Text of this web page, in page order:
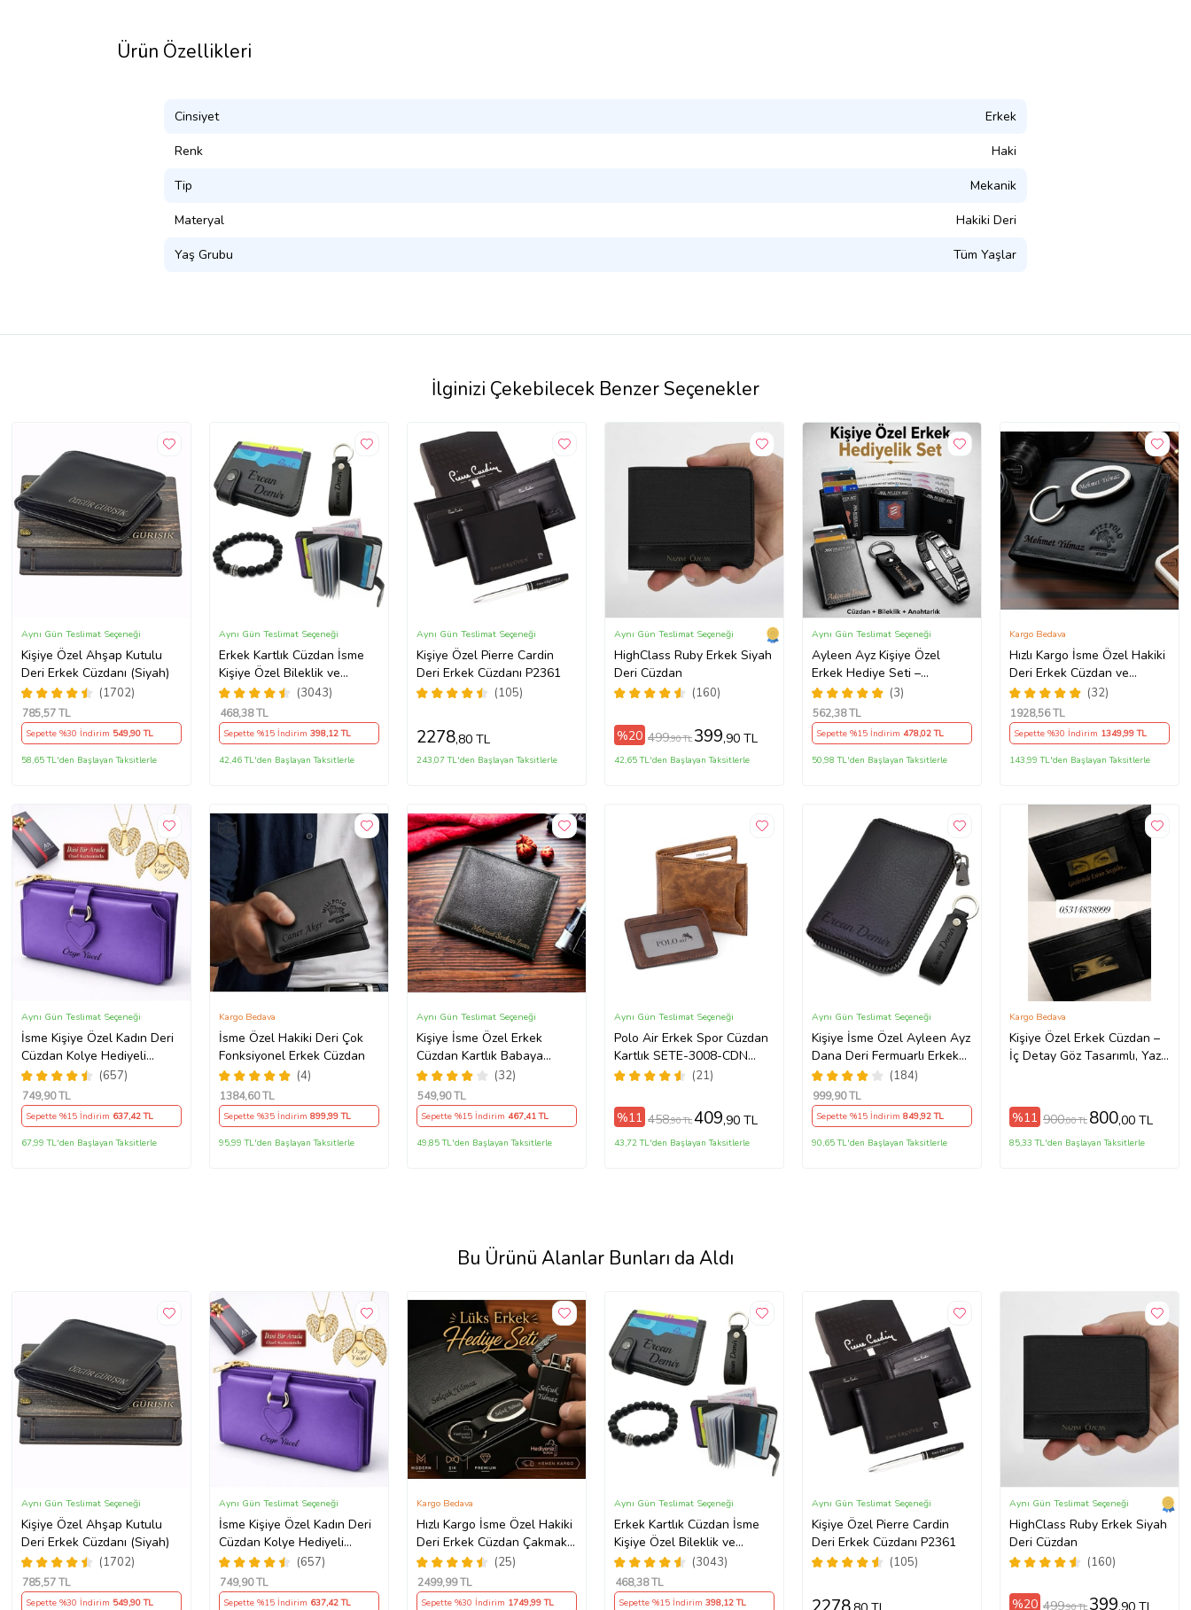
Ürün Özellikleri
Cinsiyet Erkek
Renk Haki
Tip Mekanik
Materyal Hakiki Deri
Yaş Grubu Tüm Yaşlar
İlginizi Çekebilecek Benzer Seçenekler
Kişiye Özel Ahşap Kutulu
Deri Erkek Cüzdanı (Siyah)
(1702)
Aynı Gün Teslimat Seçeneği
785,57 TL
Sepette %30 İndirim 549,90 TL
58,65 TL'den Başlayan Taksitlerle
Erkek Kartlık Cüzdan İsme
Kişiye Özel Bileklik ve
Anahtarlık Hediye (Siyah)
(3043)
Aynı Gün Teslimat Seçeneği
468,38 TL
Sepette %15 İndirim 398,12 TL
42,46 TL'den Başlayan Taksitlerle
Kişiye Özel Pierre Cardin
Deri Erkek Cüzdanı P2361
(105)
Aynı Gün Teslimat Seçeneği
2278,80 TL
243,07 TL'den Başlayan Taksitlerle
HighClass Ruby Erkek Siyah
Deri Cüzdan
(160)
Aynı Gün Teslimat Seçeneği
%20 499,90 TL 399,90 TL
42,65 TL'den Başlayan Taksitlerle
Ayleen Ayz Kişiye Özel
Erkek Hediye Seti –
Mekanizmalı Deri Cüzdan
Kartlık, Çelik Bileklik ve
Anahtarlık (Siyah)
(3)
Aynı Gün Teslimat Seçeneği
562,38 TL
Sepette %15 İndirim 478,02 TL
50,98 TL'den Başlayan Taksitlerle
Hızlı Kargo İsme Özel Hakiki
Deri Erkek Cüzdan ve
Anahtarlık Hediye Seti,
Sevgiliye, Eşe, Babaya,
Arkadaşa Kişiye Özel
Hediye
(32)
Kargo Bedava
1928,56 TL
Sepette %30 İndirim 1349,99 TL
143,99 TL'den Başlayan Taksitlerle
İsme Kişiye Özel Kadın Deri
Cüzdan Kolye Hediyeli
SEVGİLİYE ANNEYE
ARKADAŞINIZA KENDİNİZE
HEDİYE (Mor)
(657)
Aynı Gün Teslimat Seçeneği
749,90 TL
Sepette %15 İndirim 637,42 TL
67,99 TL'den Başlayan Taksitlerle
İsme Özel Hakiki Deri Çok
Fonksiyonel Erkek Cüzdan
(4)
Kargo Bedava
1384,60 TL
Sepette %35 İndirim 899,99 TL
95,99 TL'den Başlayan Taksitlerle
Kişiye İsme Özel Erkek
Cüzdan Kartlık Babaya
Arkadaşa Sevgiliye Kendine
Hediye
(32)
Aynı Gün Teslimat Seçeneği
549,90 TL
Sepette %15 İndirim 467,41 TL
49,85 TL'den Başlayan Taksitlerle
Polo Air Erkek Spor Cüzdan
Kartlık SETE-3008-CDN
(Taba)
(21)
Aynı Gün Teslimat Seçeneği
%11 458,90 TL409,90 TL
43,72 TL'den Başlayan Taksitlerle
Kişiye İsme Özel Ayleen Ayz
Dana Deri Fermuarlı Erkek
Kartlık Cüzdan Anahtarlık
hediye (Siyah)
(184)
Aynı Gün Teslimat Seçeneği
999,90 TL
Sepette %15 İndirim849,92 TL
90,65 TL'den Başlayan Taksitlerle
Kişiye Özel Erkek Cüzdan –
İç Detay Göz Tasarımlı, Yazılı
Kargo Bedava
%11 900,00 TL 800,00 TL
85,33 TL'den Başlayan Taksitlerle
Bu Ürünü Alanlar Bunları da Aldı
Kişiye Özel Ahşap Kutulu
Deri Erkek Cüzdanı (Siyah)
(1702)
Aynı Gün Teslimat Seçeneği
785,57 TL
Sepette %30 İndirim 549,90 TL
İsme Kişiye Özel Kadın Deri
Cüzdan Kolye Hediyeli
SEVGİLİYE ANNEYE
ARKADAŞINIZA KENDİNİZE
HEDİYE (Mor)
(657)
Aynı Gün Teslimat Seçeneği
749,90 TL
Sepette %15 İndirim 637,42 TL
Hızlı Kargo İsme Özel Hakiki
Deri Erkek Cüzdan Çakmak
ve Anahtarlık Hediye Seti,
Sevgiliye, Eşe, Babaya,
Arkadaşa Kişiye Özel
(25)
Kargo Bedava
2499,99 TL
Sepette %30 İndirim 1749,99 TL
Erkek Kartlık Cüzdan İsme
Kişiye Özel Bileklik ve
Anahtarlık Hediye (Siyah)
(3043)
Aynı Gün Teslimat Seçeneği
468,38 TL
Sepette %15 İndirim 398,12 TL
Kişiye Özel Pierre Cardin
Deri Erkek Cüzdanı P2361
(105)
Aynı Gün Teslimat Seçeneği
HighClass Ruby Erkek Siyah
Deri Cüzdan
(160)
Aynı Gün Teslimat Seçeneği
%20 ,90 TL 399